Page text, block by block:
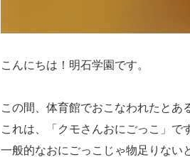
こんにちは！明石学園です。
この間、体育館でおこなわれたとあ
これは、「クモさんおにごっこ」で
一般的なおにごっこじゃ物足りない